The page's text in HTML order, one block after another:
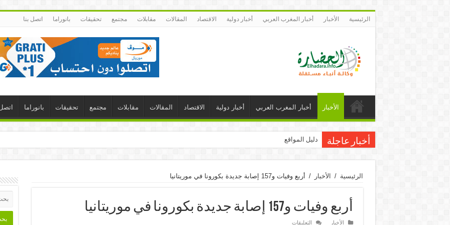
الرئيسية الأخبار أخبار المغرب العربي أخبار دولية الاقتصاد المقالات مقابلات مجتمع تحقيقات بانوراما اتصل بنا
الأخبار أخبار المغرب العربي أخبار دولية الاقتصاد المقالات مقابلات مجتمع تحقيقات بانوراما
أخبار عاجلة دليل المواقع
الرئيسية / الأخبار / أربع وفيات و157 إصابة جديدة بكورونا في موريتانيا
أربع وفيات و157 إصابة جديدة بكورونا في موريتانيا
الأخبار التعليقات